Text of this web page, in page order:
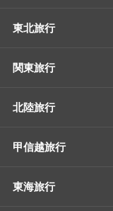
東北旅行
関東旅行
北陸旅行
甲信越旅行
東海旅行